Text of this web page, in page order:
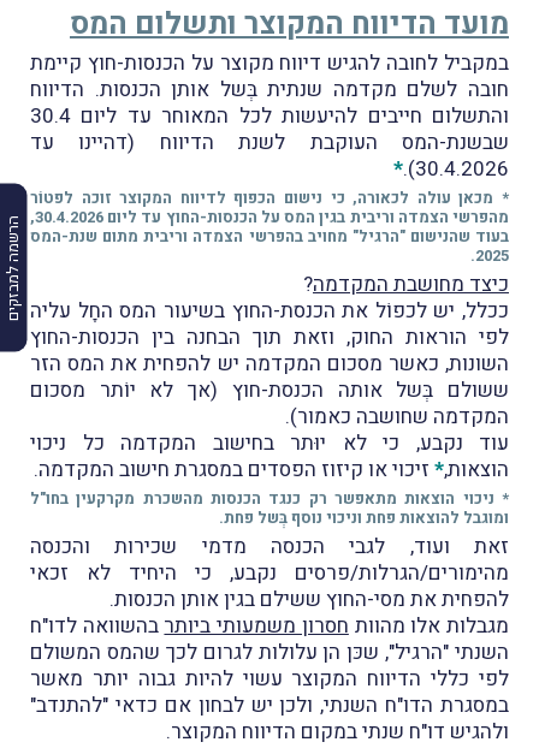
הרשמה למבזקים
מועד הדיווח המקוצר ותשלום המס
במקביל לחובה להגיש דיווח מקוצר על הכנסות-חוץ קיימת
חובה לשלם מקדמה שנתית בְּשל אותן הכנסות. הדיווח
והתשלום חייבים להיעשות לכל המאוחר עד ליום 30.4
שבשנת-המס העוקבת לשנת הדיווח (דהיינו עד
30.4.2026).
*
* מכאן עולה לכאורה, כי נישום הכפוף לדיווח המקוצר זוכה לפטוֹר
מהפרשי הצמדה וריבית בגין המס על הכנסות-החוץ עד ליום 30.4.2026,
בעוד שהנישום "הרגיל" מחויב בהפרשי הצמדה וריבית מתום שנת-המס
2025.
כיצד מחושבת המקדמה?
ככלל, יש לכפוֹל את הכנסת-החוץ בשיעור המס החָל עליה
לפי הוראות החוק, וזאת תוך הבחנה בין הכנסות-החוץ
השונות, כאשר מסכום המקדמה יש להפחית את המס הזר
ששולם בְּשל אותה הכנסת-חוץ (אך לא יוֹתר מסכום
המקדמה שחושבה כאמור).
עוד נקבע, כי לא יוּתר בחישוב המקדמה כל ניכוי
הוצאות,* זיכוי או קיזוז הפסדים במסגרת חישוב המקדמה.
* ניכוי הוצאות מתאפשר רק כנגד הכנסות מהשכרת מקרקעין בחו"ל
ומוגבל להוצאות פחת וניכוי נוסף בְּשל פחת.
זאת ועוד, לגבי הכנסה מדמי שכירות והכנסה
מהימורים/הגרלות/פרסים נקבע, כי היחיד לא זכאי
להפחית את מסי-החוץ ששילם בגין אותן הכנסות.
מגבלות אלו מהוות חסרון משמעותי ביותר בהשוואה לדו"ח
השנתי "הרגיל", שכּן הן עלולות לגרום לכך שהמס המשולם
לפי כללי הדיווח המקוצר עשוי להיות גבוה יותר מאשר
במסגרת הדו"ח השנתי, ולכן יש לבחון אם כדאי "להתנדב"
ולהגיש דו"ח שנתי במקום הדיווח המקוצר.